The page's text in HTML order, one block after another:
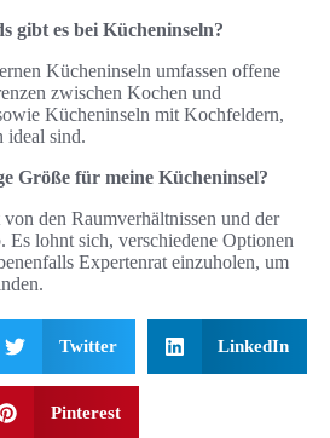
gibt es bei Kücheninseln?
Kücheninseln umfassen offene
zwischen Kochen und
Kücheninseln mit Kochfeldern,
ideal sind.
Größe für meine Kücheninsel?
den Raumverhältnissen und der
Es lohnt sich, verschiedene Optionen
Expertenrat einzuholen, um
Twitter LinkedIn
Pinterest